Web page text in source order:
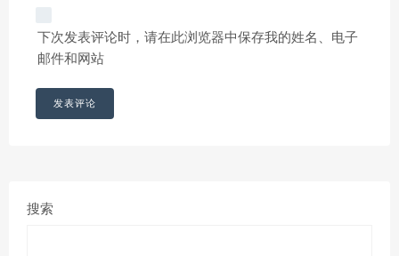
下次发表评论时，请在此浏览器中保存我的姓名、电子
邮件和网站
搜索